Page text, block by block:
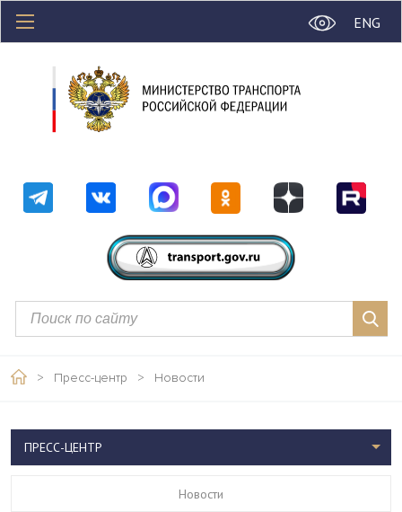
ENG
> Пресс-центр > Новости
ПРЕСС-ЦЕНТР
Новости